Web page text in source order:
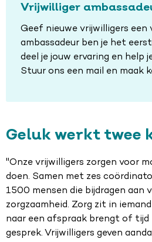
Vrijwilliger
Geef nieuwe vrijwilligers een
ambassadeur ben je het
deel je jouw ervaring en help
Stuur ons een mail en maak
Geluk werkt twee
"Onze vrijwilligers zorgen voor
doen. Samen met zes
1500 mensen die bijdragen aan
zorgzaamheid. Zorg zit in
naar een afspraak brengt of tijd
gesprek. Vrijwilligers geven